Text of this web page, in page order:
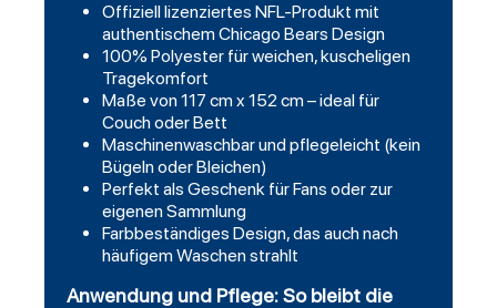
Offiziell lizenziertes NFL-Produkt mit
authentischem Chicago Bears Design
100% Polyester für weichen, kuscheligen
Tragekomfort
Maße von 117 cm x 152 cm – ideal für
Couch oder Bett
Maschinenwaschbar und pflegeleicht (kein
Bügeln oder Bleichen)
Perfekt als Geschenk für Fans oder zur
eigenen Sammlung
Farbbeständiges Design, das auch nach
häufigem Waschen strahlt
Anwendung und Pflege: So bleibt die